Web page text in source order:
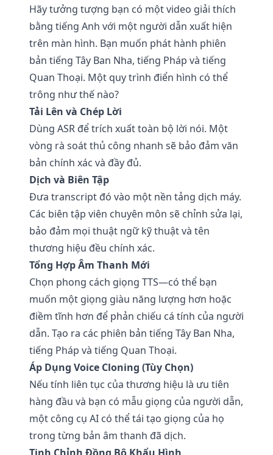
Hãy tưởng tượng bạn có một video giải thích
bằng tiếng Anh với một người dẫn xuất hiện
trên màn hình. Bạn muốn phát hành phiên
bản tiếng Tây Ban Nha, tiếng Pháp và tiếng
Quan Thoại. Một quy trình điển hình có thể
trông như thế nào?
Tải Lên và Chép Lời
Dùng ASR để trích xuất toàn bộ lời nói. Một
vòng rà soát thủ công nhanh sẽ bảo đảm văn
bản chính xác và đầy đủ.
Dịch và Biên Tập
Đưa transcript đó vào một nền tảng dịch máy.
Các biên tập viên chuyên môn sẽ chỉnh sửa lại,
bảo đảm mọi thuật ngữ kỹ thuật và tên
thương hiệu đều chính xác.
Tổng Hợp Âm Thanh Mới
Chọn phong cách giọng TTS—có thể bạn
muốn một giọng giàu năng lượng hơn hoặc
điềm tĩnh hơn để phản chiếu cá tính của người
dẫn. Tạo ra các phiên bản tiếng Tây Ban Nha,
tiếng Pháp và tiếng Quan Thoại.
Áp Dụng Voice Cloning (Tùy Chọn)
Nếu tính liên tục của thương hiệu là ưu tiên
hàng đầu và bạn có mẫu giọng của người dẫn,
một công cụ AI có thể tái tạo giọng của họ
trong từng bản âm thanh đã dịch.